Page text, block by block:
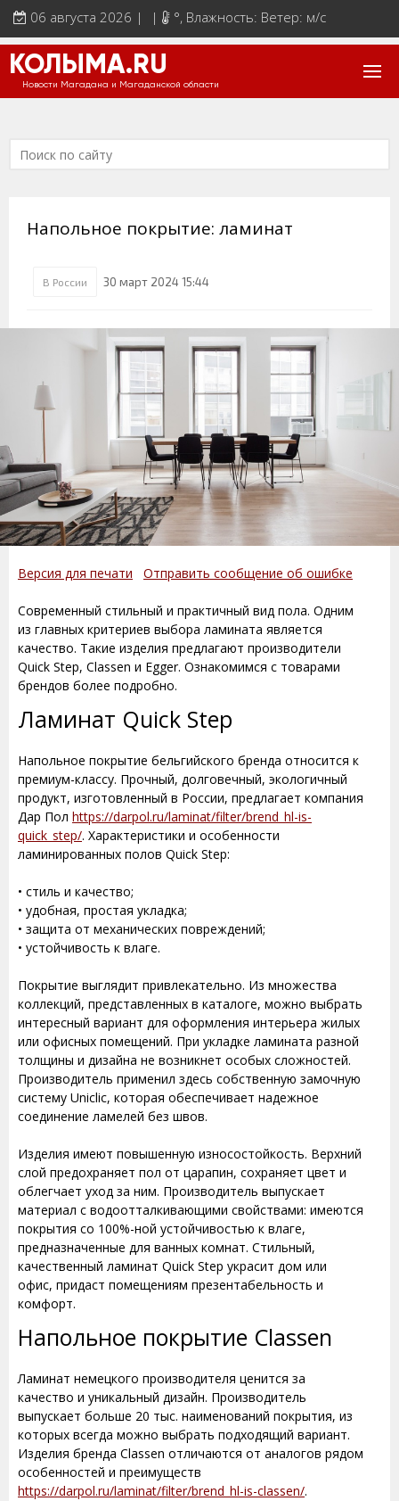
06 августа 2026 | | °, Влажность: Ветер: м/с
КОЛЫМА.RU
Новости Магадана и Магаданской области
Напольное покрытие: ламинат
В России 30 март 2024 15:44
Версия для печати Отправить сообщение об ошибке
Современный стильный и практичный вид пола. Одним
из главных критериев выбора ламината является
качество. Такие изделия предлагают производители
Quick Step, Classen и Egger. Ознакомимся с товарами
брендов более подробно.
Ламинат Quick Step
Напольное покрытие бельгийского бренда относится к
премиум-классу. Прочный, долговечный, экологичный
продукт, изготовленный в России, предлагает компания
Дар Пол https://darpol.ru/laminat/filter/brend_hl-is-
quick_step/. Характеристики и особенности
ламинированных полов Quick Step:
• стиль и качество;
• удобная, простая укладка;
• защита от механических повреждений;
• устойчивость к влаге.
Покрытие выглядит привлекательно. Из множества
коллекций, представленных в каталоге, можно выбрать
интересный вариант для оформления интерьера жилых
или офисных помещений. При укладке ламината разной
толщины и дизайна не возникнет особых сложностей.
Производитель применил здесь собственную замочную
систему Uniclic, которая обеспечивает надежное
соединение ламелей без швов.
Изделия имеют повышенную износостойкость. Верхний
слой предохраняет пол от царапин, сохраняет цвет и
облегчает уход за ним. Производитель выпускает
материал с водоотталкивающими свойствами: имеются
покрытия со 100%-ной устойчивостью к влаге,
предназначенные для ванных комнат. Стильный,
качественный ламинат Quick Step украсит дом или
офис, придаст помещениям презентабельность и
комфорт.
Напольное покрытие Classen
Ламинат немецкого производителя ценится за
качество и уникальный дизайн. Производитель
выпускает больше 20 тыс. наименований покрытия, из
которых всегда можно выбрать подходящий вариант.
Изделия бренда Classen отличаются от аналогов рядом
особенностей и преимуществ
https://darpol.ru/laminat/filter/brend_hl-is-classen/.